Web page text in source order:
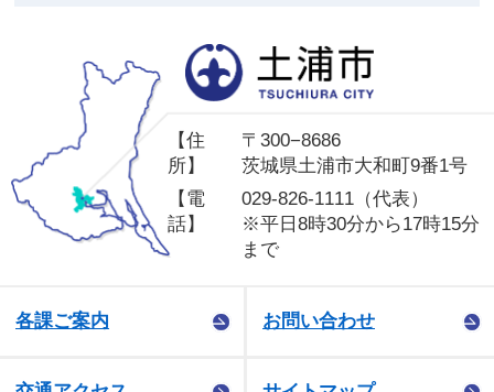
【住
所】
〒300−8686
茨城県土浦市大和町9番1号
【電
話】
029-826-1111（代表）
※平日8時30分から17時15分
まで
各課ご案内 お問い合わせ